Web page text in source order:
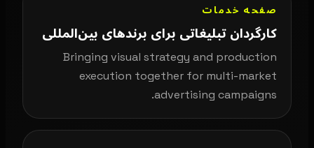
صفحه خدمات
کارگردان تبلیغاتی برای برندهای بین‌المللی
Bringing visual strategy and production
execution together for multi-market
advertising campaigns.